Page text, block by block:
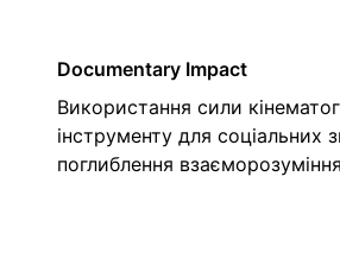
Documentary Impact
Використання сили
інструменту для соціальних
поглиблення взаєморозуміння